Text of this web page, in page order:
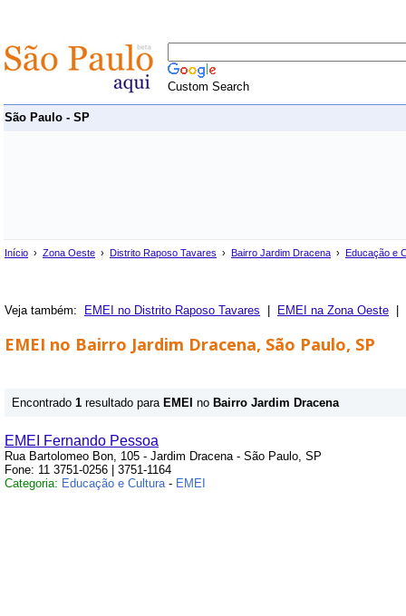
Custom Search
São Paulo - SP
Início › Zona Oeste › Distrito Raposo Tavares › Bairro Jardim Dracena › Educação e
Veja também: EMEI no Distrito Raposo Tavares EMEI na Zona Oeste
EMEI no Bairro Jardim Dracena, São Paulo, SP
Encontrado 1 resultado para EMEI no Bairro Jardim Dracena
EMEI Fernando Pessoa
Rua Bartolomeo Bon, 105 - Jardim Dracena - São Paulo, SP
Fone: 11 3751-0256 | 3751-1164
Categoria: Educação e Cultura- EMEI